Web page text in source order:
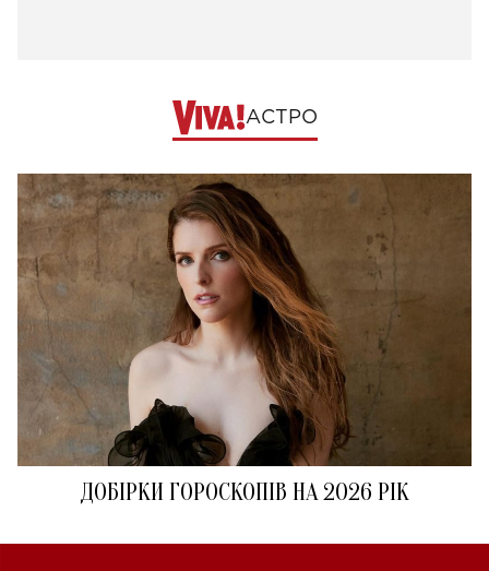
АСТРО
ДОБІРКИ ГОРОСКОПІВ НА 2026 РІК